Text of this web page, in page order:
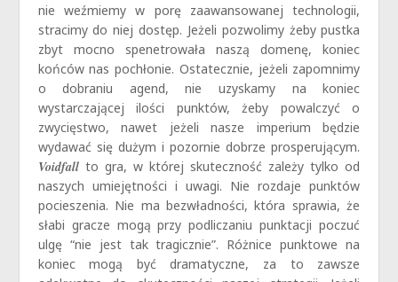
nie weźmiemy w porę zaawansowanej technologii,
stracimy do niej dostęp. Jeżeli pozwolimy żeby pustka
zbyt mocno spenetrowała naszą domenę, koniec
końców nas pochłonie. Ostatecznie, jeżeli zapomnimy
o dobraniu agend, nie uzyskamy na koniec
wystarczającej ilości punktów, żeby powalczyć o
zwycięstwo, nawet jeżeli nasze imperium będzie
wydawać się dużym i pozornie dobrze prosperującym.
Voidfall to gra, w której skuteczność zależy tylko od
naszych umiejętności i uwagi. Nie rozdaje punktów
pocieszenia. Nie ma bezwładności, która sprawia, że
słabi gracze mogą przy podliczaniu punktacji poczuć
ulgę “nie jest tak tragicznie”. Różnice punktowe na
koniec mogą być dramatyczne, za to zawsze